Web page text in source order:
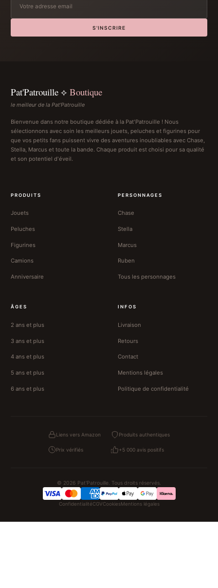
S'INSCRIRE
Pat'Patrouille ⟡ Boutique
le meilleur de la Pat'Patrouille
Bienvenue dans notre boutique dédiée à la Pat'Patrouille ! Nous
sélectionnons avec soin les meilleurs jouets, peluches et figurines pour
que vos petits fans puissent vivre des aventures inoubliables avec Chase,
Stella, Marcus et toute la bande. Chaque produit est choisi pour sa qualité
et son potentiel d'éveil.
PRODUITS
Jouets
Peluches
Figurines
Camions
Anniversaire
PERSONNAGES
Chase
Stella
Marcus
Ruben
Tous les personnages
ÂGES
2 ans et plus
3 ans et plus
4 ans et plus
5 ans et plus
6 ans et plus
INFOS
Livraison
Retours
Contact
Mentions légales
Politique de confidentialité
Liens vers Amazon Produits authentiques
Prix vérifiés +5 000 avis positifs
© 2026 Pat'Patrouille. Tous droits réservés.
ConfidentialitéCGVCookiesMentions légales